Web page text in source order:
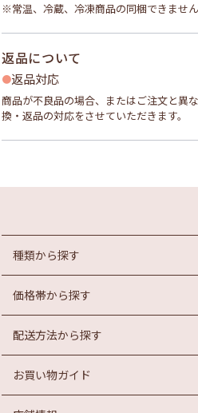
※常温、冷蔵、冷凍商品の同梱できませ
返品について
返品対応
商品が不良品の場合、またはご注文と異
換・返品の対応をさせていただきます。
種類から探す
めんたいこ
惣菜・パン
ラーメン
価格帯から探す
1,000円未満
2,000円以上
配送方法から探す
常温商品
お買い物ガイド